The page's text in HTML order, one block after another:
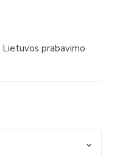
Lietuvos prabavimo